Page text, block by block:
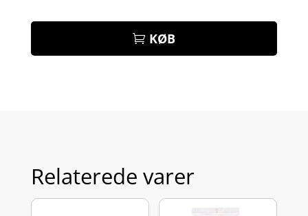
KØB
Relaterede varer